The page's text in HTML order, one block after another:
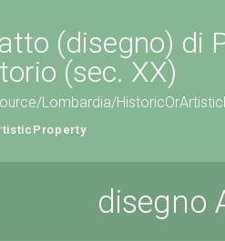
(disegno) di
(sec. XX)
Lombardia/
disegno